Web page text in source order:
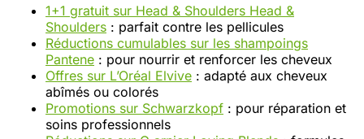
1+1 gratuit sur Head & Shoulders Head &
Shoulders : parfait contre les pellicules
Réductions cumulables sur les shampoings
Pantene : pour nourrir et renforcer les cheveux
Offres sur L’Oréal Elvive : adapté aux cheveux
abîmés ou colorés
Promotions sur Schwarzkopf : pour réparation et
soins professionnels